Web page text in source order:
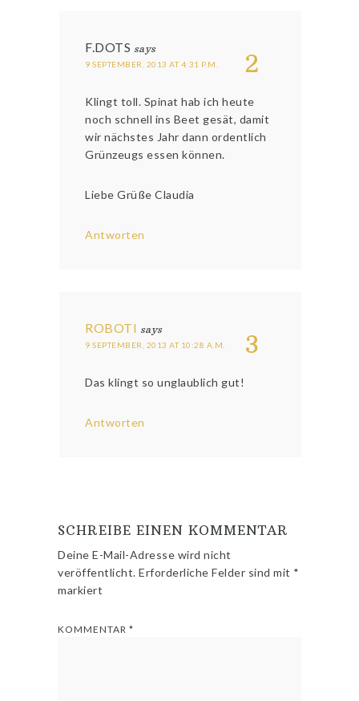
2
F.DOTS says
9 SEPTEMBER, 2013 AT 4:31 P.M.
Klingt toll. Spinat hab ich heute
noch schnell ins Beet gesät, damit
wir nächstes Jahr dann ordentlich
Grünzeugs essen können.
Liebe Grüße Claudia
Antworten
3
ROBOTI says
9 SEPTEMBER, 2013 AT 10:28 A.M.
Das klingt so unglaublich gut!
Antworten
SCHREIBE EINEN KOMMENTAR
Deine E-Mail-Adresse wird nicht
veröffentlicht. Erforderliche Felder sind mit *
markiert
KOMMENTAR*